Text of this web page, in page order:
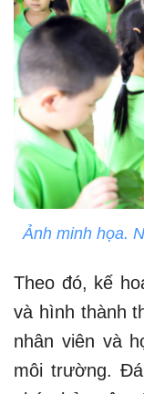
Ảnh minh họa.
Theo đó, kế
và hình thành
nhân viên và
môi trường.